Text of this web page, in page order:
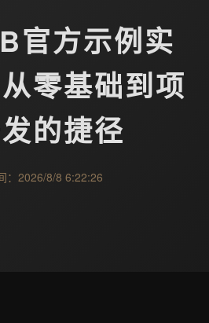
官方示例实
零基础到项
的捷径
：2026/8/8 6:22:26